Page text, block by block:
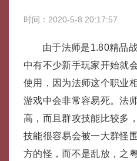
时间：2020-5-8 20:17:57
由于法师是1.80精品
中有不少新手玩家开始就
使用，因为法师这个职业
游戏中会非常容易死。法
高，而且群攻技能比较多
技能很容易会被一大群怪
方的怪，而不是乱放，之